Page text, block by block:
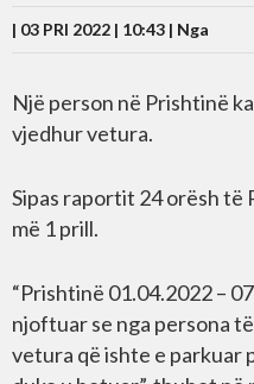
| 03 PRI 2022 | 10:43 | Nga
Një person në Prishtinë
vjedhur vetura.
Sipas raportit 24 orësh të
më 1 prill.
“Prishtinë 01.04.2022 –
njoftuar se nga persona
vetura që ishte e parkuar